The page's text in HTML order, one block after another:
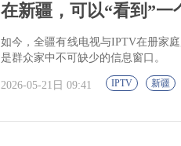
在新疆，可以“看到”一
如今，全疆有线电视与IPTV在册家
是群众家中不可缺少的信息窗口。
2026-05-21日 09:41 IPTV 新疆